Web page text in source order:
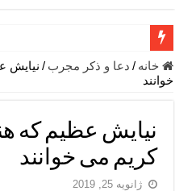
دعای جلب محبت فوری معشوق
دعای مشکل گشا برای رفع فقر
معجزات دعای یا من اظهر
مهم ترین اذکار الهی و
دعا برای ترس بچه ها در خواب
خانه / دعا و ذکر مجرب / نیایش
خوانند
نیایش عظیم که
کریم می خوانند
ژانویه 25, 2019